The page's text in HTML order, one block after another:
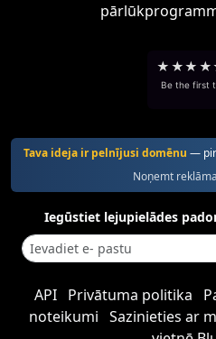
★ ★★ ★
Be the first
Tava ideja ir pelnījusi domēnu —
Noņemt
Iegūstiet lejupielādes
API Privātuma politika
noteikumi Sazinieties ar